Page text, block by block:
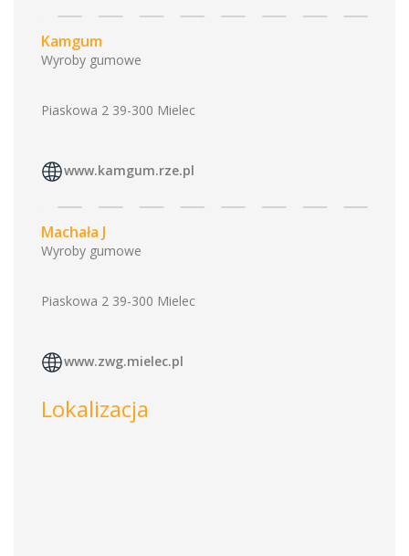
Kamgum
Wyroby gumowe
Piaskowa 2 39-300 Mielec
www.kamgum.rze.pl
Machała J
Wyroby gumowe
Piaskowa 2 39-300 Mielec
www.zwg.mielec.pl
Lokalizacja